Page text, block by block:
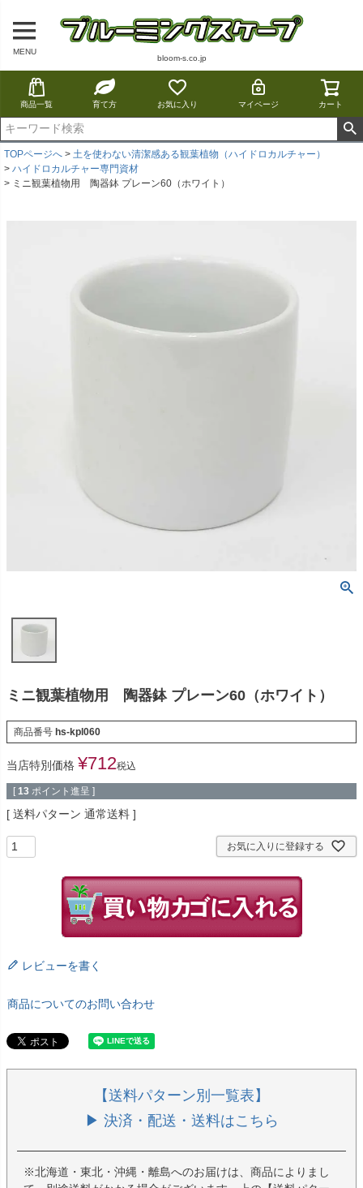
MENU
bloom-s.co.jp
商品一覧 育て方 お気に入り マイページ カート
TOPページへ
土を使わない清潔感ある観葉植物（ハイドロカルチャー）
ハイドロカルチャー専門資材
ミニ観葉植物用 陶器鉢 プレーン60（ホワイト）
ミニ観葉植物用 陶器鉢 プレーン60（ホワイト）
商品番号 hs-kpl060
当店特別価格 ¥712税込
[ 13 ポイント進呈 ]
送料パターン 通常送料
お気に入りに登録する
レビューを書く
商品についてのお問い合わせ
【送料パターン別一覧表】
▶ 決済・配送・送料はこちら
※北海道・東北・沖縄・離島へのお届けは、商品によりまし